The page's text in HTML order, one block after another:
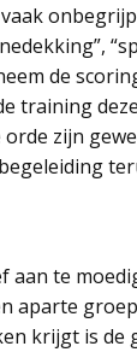
de
training
orde zijn
aan te
aparte
krijgt is de